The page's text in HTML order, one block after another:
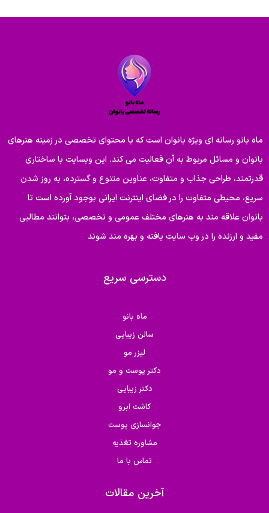
ماه بانو رسانه ای ویژه بانوان است که با محتوای تخصصی در زمینه هنرهای
بانوان و مسائل مربوط به آن فعالیت می کند. این وبسایت با ساختاری
قدرتمند، طراحی جذاب و متفاوت، عناوین متنوع و گسترده، به روز شدن
سریع، محیطی متفاوت را در فضای اینترنت ایرانی بوجود آورده است تا
بانوان علاقه مند به هنرهای مختلف عمومی و تخصصی، بتوانند مطالبی
مفید و ارزنده را در وب سایت یافته و بهره مند شوند
دسترسی سریع
ماه بانو
سالن زیبایی
لیزر مو
دکتر پوست و مو
دکتر زیبایی
کاشت ابرو
جوانسازی پوست
مشاوره تغذیه
تماس با ما
آخرین مقالات